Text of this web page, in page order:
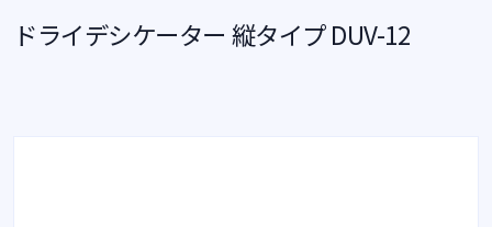
ドライデシケーター 縦タイプ DUV-12